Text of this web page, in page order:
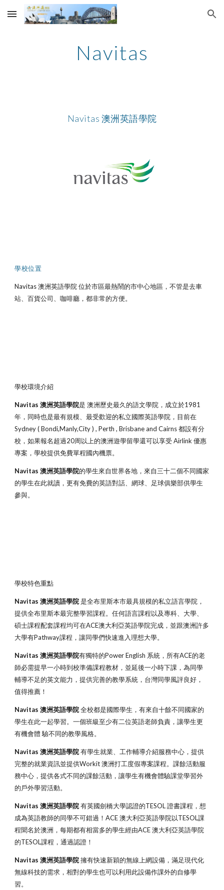
Skip to main content Skip to navigation
Navitas
Navitas 澳洲英語學院
學校位置
Navitas 澳洲英語學院位於市區最熱鬧的市中心地區，不管是去車
站、百貨公司、咖啡廳，都非常的方便。
學校環境介紹
Navitas 澳洲英語學院是 澳洲歷史最久的語文學院，成立於1981
年，同時也是最有規模、最受歡迎的私立國際英語學院，目前在
Sydney ( Bondi,Manly,City ) , Perth , Brisbane and Cairns 都設有分
校，如果報名超過20周以上的澳洲遊學留學還可以享受 Airlink 優惠
專案，學校提供免費單程國內機票。
Navitas 澳洲英語學院的學生來自世界各地，來自三十二個不同國家
的學生在此就讀，更有免費的英語對話、網球、足球俱樂部供學生
參與。
學校特色重點
Navitas 澳洲英語學院是全布里斯本市最具規模的私立語言學院，
提供全布里斯本最完整學習課程。任何語言課程以及專科、大學、
碩士課程配套課程均可在ACE澳大利亞英語學院完成，並跟澳洲許多
大學有Pathway課程，讓同學們快速進入理想大學。
Navitas 澳洲英語學院有獨特的Power English 系統，所有ACE的老
師必需提早一小時到校準備課程教材，並延後一小時下課，為同學
輔導不足的英文能力，提供完善的教學系統，台灣同學風評良好，
值得推薦！
Navitas 澳洲英語學院全校都是國際學生，有來自十餘不同國家的
學生在此一起學習。一個班級至少有二位英語老師負責，讓學生更
有機會體 驗不同的教學風格。
Navitas 澳洲英語學院有學生就業、工作輔導介紹服務中心，提供
完整的就業資訊並提供Workit 澳洲打工度假專案課程。課餘活動服
務中心，提供各式不同的課餘活動，讓學生有機會體驗課堂學習外
的戶外學習活動。
Navitas 澳洲英語學院有英國劍橋大學認證的TESOL 證書課程，想
成為英語教師的同學不可錯過！ACE 澳大利亞英語學院以TESOL課
程聞名於澳洲，每期都有相當多的學生經由ACE 澳大利亞英語學院
的TESOL課程，通過認證！
Navitas 澳洲英語學院擁有快速新穎的無線上網設備，滿足現代化
無線科技的需求，相對的學生也可以利用此設備作課外的自修學
習。